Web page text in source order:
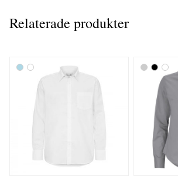
Relaterade produkter